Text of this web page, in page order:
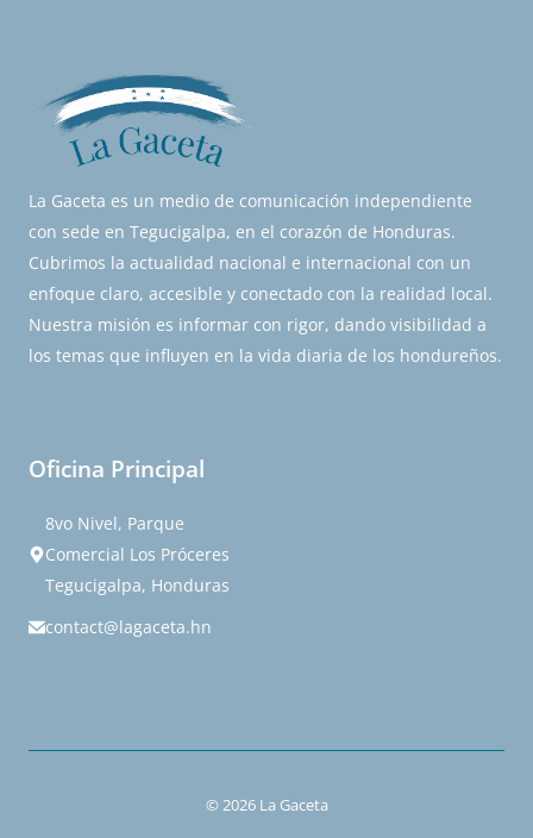
La Gaceta es un medio de comunicación independiente
con sede en Tegucigalpa, en el corazón de Honduras.
Cubrimos la actualidad nacional e internacional con un
enfoque claro, accesible y conectado con la realidad local.
Nuestra misión es informar con rigor, dando visibilidad a
los temas que influyen en la vida diaria de los hondureños.
Oficina Principal
8vo Nivel, Parque
Comercial Los Próceres
Tegucigalpa, Honduras
contact@lagaceta.hn
© 2026 La Gaceta